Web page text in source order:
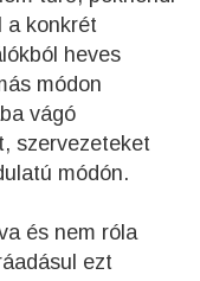
a konkrét
heves
módon
vágó
szervezeteket
módón.
és nem róla
ezt